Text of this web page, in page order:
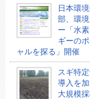
日本環
部、環
ー「水
ギーの
ャルを探る」開催
スギ特
導入を
大規模